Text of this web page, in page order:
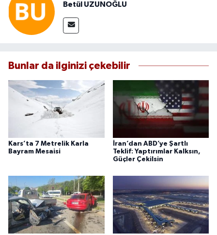
Betül UZUNOĞLU
Bunlar da ilginizi çekebilir
Kars’ta 7 Metrelik Karla
Bayram Mesaisi
İran’dan ABD’ye Şartlı
Teklif: Yaptırımlar Kalksın,
Güçler Çekilsin